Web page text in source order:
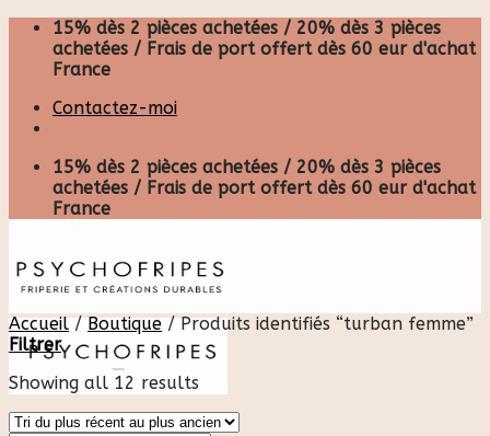
Skip
content
15% dès 2 pièces achetées / 20% dès 3 pièces
achetées / Frais de port offert dès 60 eur d'achat
France
Contactez-moi
15% dès 2 pièces achetées / 20% dès 3 pièces
achetées / Frais de port offert dès 60 eur d'achat
France
Accueil / Boutique /Produits identifiés “turban femme”
Filtrer
Showing all 12 results